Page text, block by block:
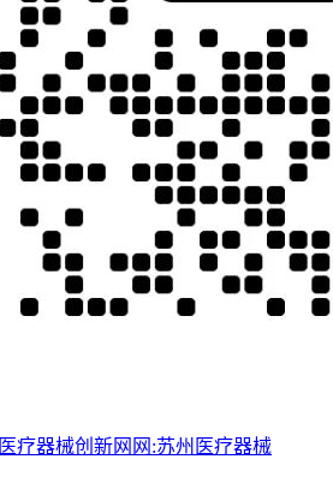
医疗器械创新网网:苏州医疗器械